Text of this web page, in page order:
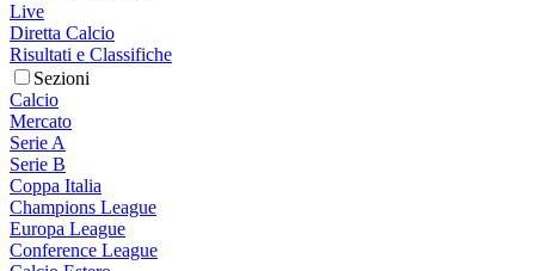
Live
Diretta Calcio
Risultati e Classifiche
Sezioni
Calcio
Mercato
Serie A
Serie B
Coppa Italia
Champions League
Europa League
Conference League